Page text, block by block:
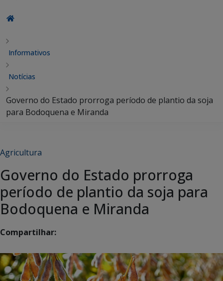
Informativos
Notícias
Governo do Estado prorroga período de plantio da soja
para Bodoquena e Miranda
Agricultura
Governo do Estado prorroga
período de plantio da soja para
Bodoquena e Miranda
Compartilhar: